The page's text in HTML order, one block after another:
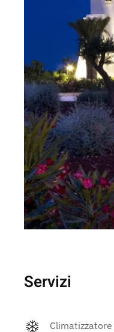
Servizi
Climatizzatore